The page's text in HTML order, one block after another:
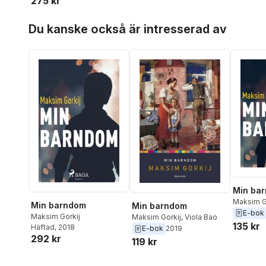
Du kanske också är intresserad av
Min barndom
Maksim Gorkij
Häftad, 2018
292 kr
Min barndom
Maksim Gorkij, Viola Bao
E-bok 2019
119 kr
Min
Maksim
E-bok
135 kr